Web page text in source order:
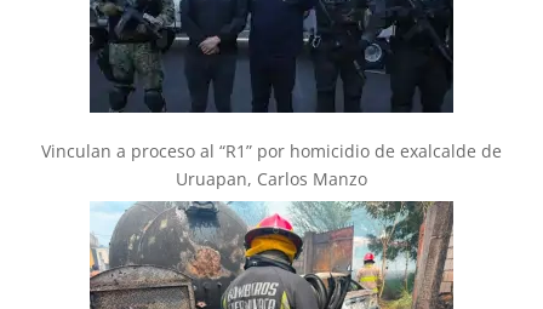
Vinculan a proceso al “R1” por homicidio de exalcalde de
Uruapan, Carlos Manzo